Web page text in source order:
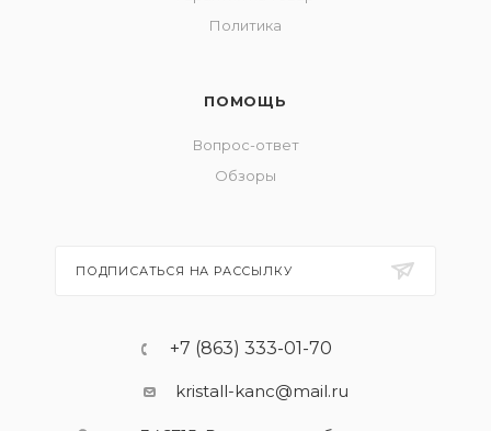
Политика
ПОМОЩЬ
Вопрос-ответ
Обзоры
ПОДПИСАТЬСЯ НА РАССЫЛКУ
+7 (863) 333-01-70
kristall-kanc@mail.ru